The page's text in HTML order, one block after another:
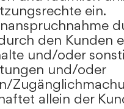
ein.
den Kunden
und/oder
und/oder
allein der